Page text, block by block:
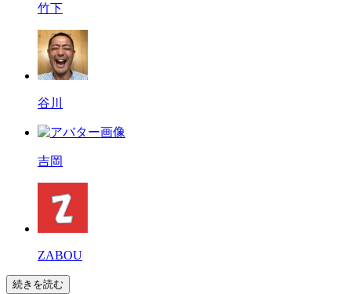
竹下
谷川
吉岡
ZABOU
続きを読む